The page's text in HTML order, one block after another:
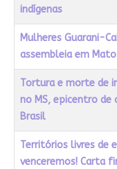
indígenas
Mulheres Guarani-
assembleia em
Tortura e morte de
no MS, epicentro
Brasil
Territórios livres de
venceremos! Carta